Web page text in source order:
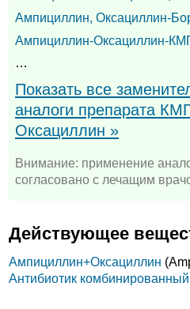
Ампициллин, Оксациллин-
Ампициллин-Оксациллин-
…
Показать все
аналоги препарата
Оксациллин »
Внимание: применение
согласовано с лечащим
Действующее
Ампициллин+Оксациллин
Антибиотик комбинированный